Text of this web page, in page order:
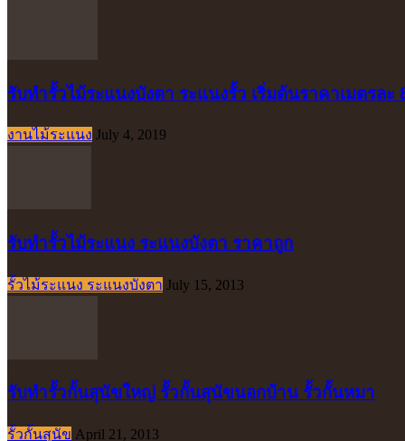
รับทำรั้วไม้ระแนงบังตา ระแนงรั้ว เริ่มต้นราคาเมตรละ
งานไม้ระแนง July 4, 2019
รับทำรั้วไม้ระแนง ระแนงบังตา ราคาถูก
รั้วไม้ระแนง ระแนงบังตา July 15, 2013
รับทำรั้วกั้นสุนัขใหญ่ รั้วกั้นสุนัขนอกบ้าน รั้วกั้นหมา
รั้วกั้นสุนัข April 21, 2013